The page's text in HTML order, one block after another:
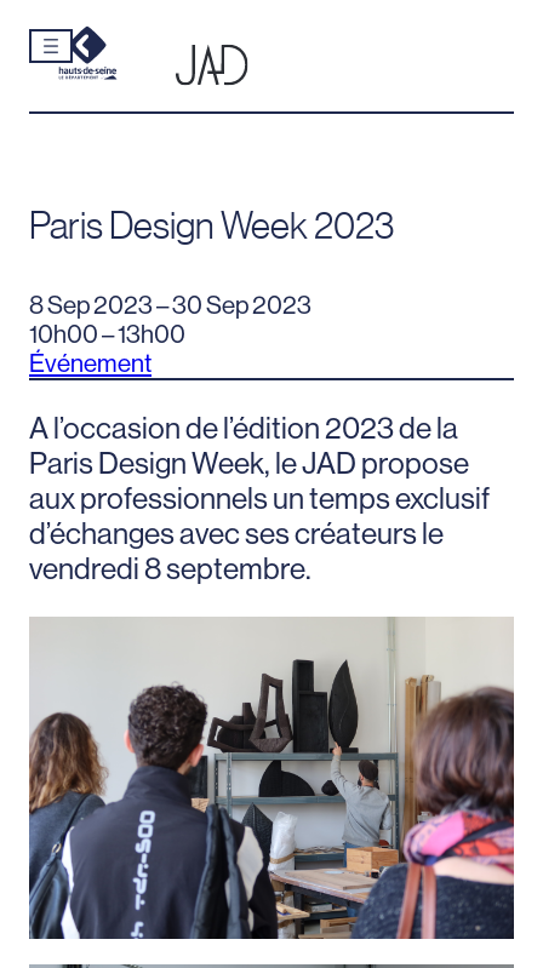
Aller
contenu
Paris Design Week 2023
8 Sep 2023 – 30 Sep 2023
10h00 – 13h00
Événement
A l’occasion de l’édition 2023 de la
Paris Design Week, le JAD propose
aux professionnels un temps exclusif
d’échanges avec ses créateurs le
vendredi 8 septembre.